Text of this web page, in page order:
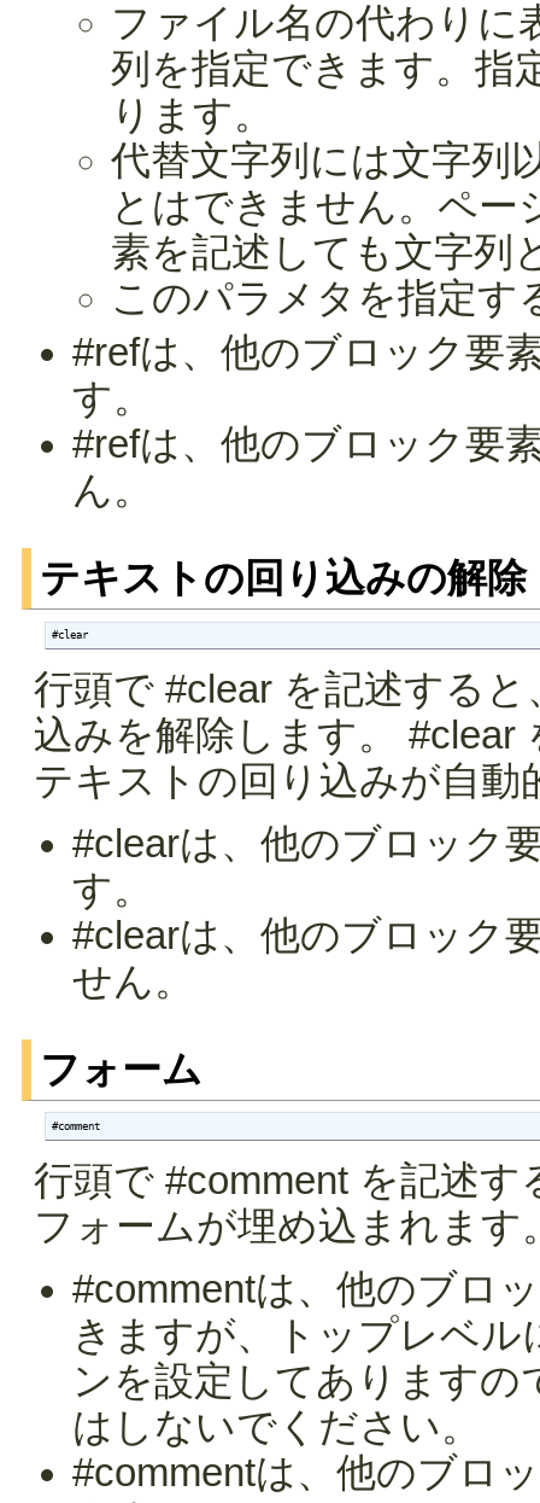
ファイル名の代わりに
列を指定できます。指
ります。
代替文字列には文字列
とはできません。ペー
素を記述しても文字列
このパラメタを指定す
#refは、他のブロック要
す。
#refは、他のブロック要
ん。
テキストの回り込みの解除
#clear
行頭で #clear を記述する
込みを解除します。 #clear
テキストの回り込みが自動
#clearは、他のブロック
す。
#clearは、他のブロック
せん。
フォーム
#comment
行頭で #comment を記述
フォームが埋め込まれます
#commentは、他のブロ
きますが、トップレベ
ンを設定してありますの
はしないでください。
#commentは、他のブロ